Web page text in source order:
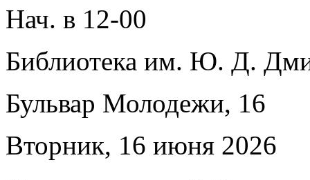
Нач. в 12-00
Библиотека им. Ю. Д.
Бульвар Молодежи, 16
Вторник, 16 июня 2026